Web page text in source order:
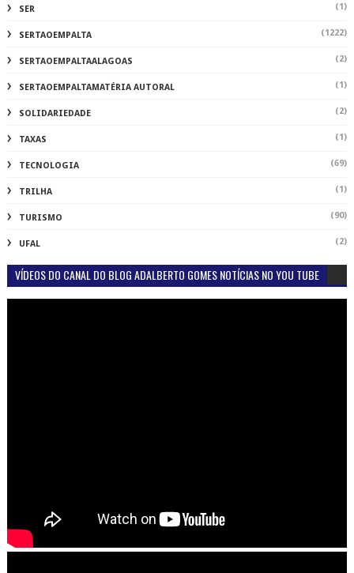
SER (1)
SERTAOEMPALTA (1222)
SERTAOEMPALTAALAGOAS (2)
SERTAOEMPALTAMATÉRIA AUTORAL (1)
SOLIDARIEDADE (2)
TAXAS (1)
TECNOLOGIA (69)
TRILHA (1)
TURISMO (90)
UFAL (2)
VÍDEOS DO CANAL DO BLOG ADALBERTO GOMES NOTÍCIAS NO YOU TUBE